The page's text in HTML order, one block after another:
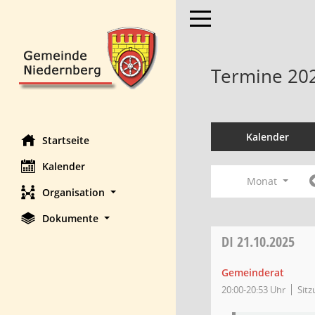
Startseite
Kalender
Organisation
Dokumente
Toggle navigation
Termine
Kalender
Monat
DI 21.10.2025
Gemeinderat
20:00-20:53 Uhr